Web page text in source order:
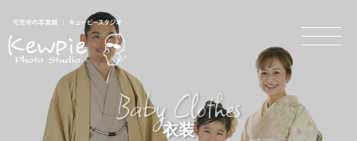
Baby Clothes
衣装